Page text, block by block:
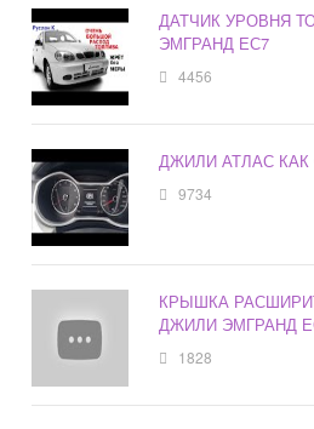
ДАТЧИК УРОВНЯ
ЭМГРАНД ЕС7
4456
ДЖИЛИ АТЛАС
9734
КРЫШКА
ДЖИЛИ ЭМГРАНД
1828